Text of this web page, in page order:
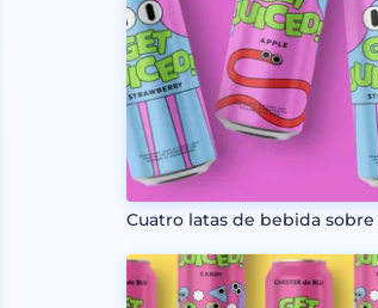
Cuatro latas de bebida